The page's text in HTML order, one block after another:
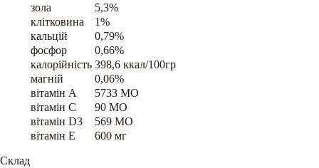
зола
5,3%
клітковина
1%
кальцій
0,79%
фосфор
0,66%
калорійність 398,6 ккал/100гр
магній
0,06%
вітамін A
5733 МО
вітамін C
90 МО
вітамін D3
569 МО
вітамін E
600 мг
Склад